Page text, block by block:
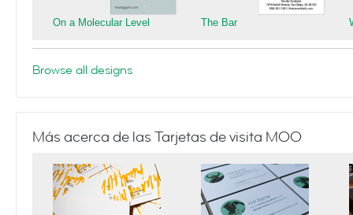
On a Molecular Level The Bar
Browse all designs
Más acerca de las Tarjetas de visita MOO